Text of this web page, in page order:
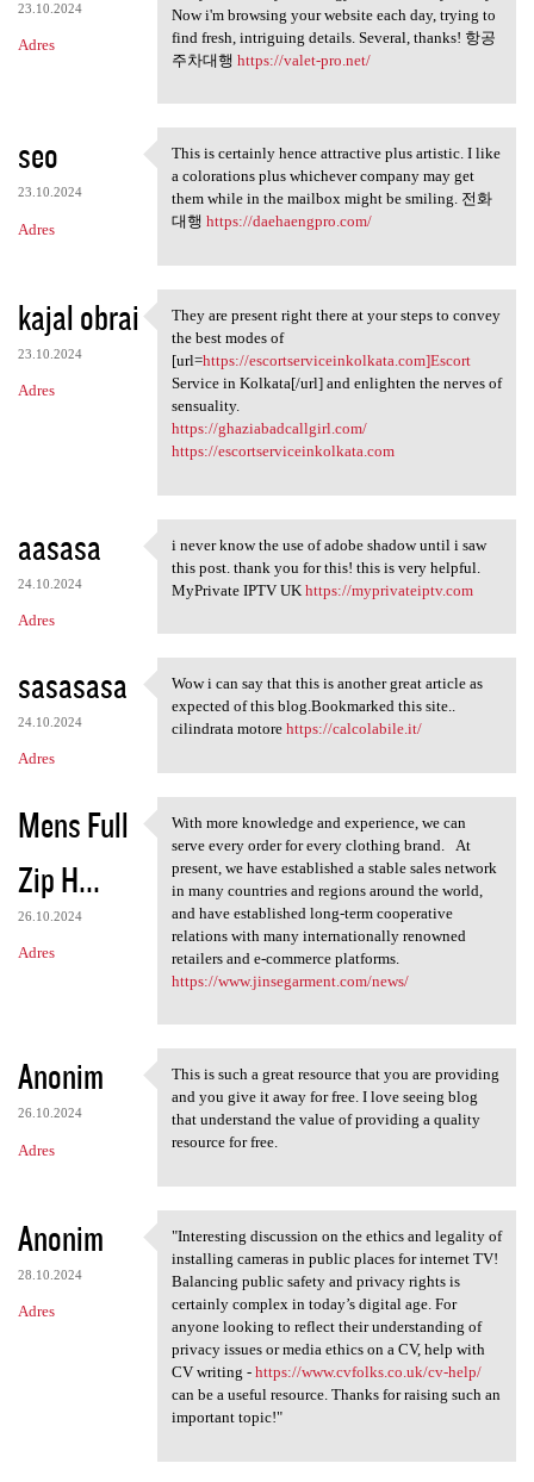
23.10.2024
Adres
Now i'm browsing your website each day, trying to
find fresh, intriguing details. Several, thanks! 항공
주차대행 https://valet-pro.net/
seo
23.10.2024
Adres
This is certainly hence
This is certainly hence attractive plus artistic. I like
a colorations plus whichever company may get
them while in the mailbox might be smiling. 전화
대행 https://daehaengpro.com/
kajal obrai
23.10.2024
Adres
They are present right there
They are present right there at your steps to convey
the best modes of
[url=https://escortserviceinkolkata.com]Escort
Service in Kolkata[/url] and enlighten the nerves of
sensuality.
https://ghaziabadcallgirl.com/
https://escortserviceinkolkata.com
aasasa
24.10.2024
Adres
i never know the use of adobe
i never know the use of adobe shadow until i saw
this post. thank you for this! this is very helpful.
MyPrivate IPTV UK https://myprivateiptv.com
sasasasa
24.10.2024
Adres
Wow i can say that this is
Wow i can say that this is another great article as
expected of this blog.Bookmarked this site..
cilindrata motore https://calcolabile.it/
Mens Full
Zip H...
26.10.2024
Adres
With more knowledge and
With more knowledge and experience, we can
serve every order for every clothing brand. At
present, we have established a stable sales network
in many countries and regions around the world,
and have established long-term cooperative
relations with many internationally renowned
retailers and e-commerce platforms.
https://www.jinsegarment.com/news/
Anonim
26.10.2024
Adres
This is such a great resource
This is such a great resource that you are providing
and you give it away for free. I love seeing blog
that understand the value of providing a quality
resource for free.
Anonim
28.10.2024
Adres
"Interesting discussion on
"Interesting discussion on the ethics and legality of
installing cameras in public places for internet TV!
Balancing public safety and privacy rights is
certainly complex in today’s digital age. For
anyone looking to reflect their understanding of
privacy issues or media ethics on a CV, help with
CV writing - https://www.cvfolks.co.uk/cv-help/
can be a useful resource. Thanks for raising such an
important topic!"